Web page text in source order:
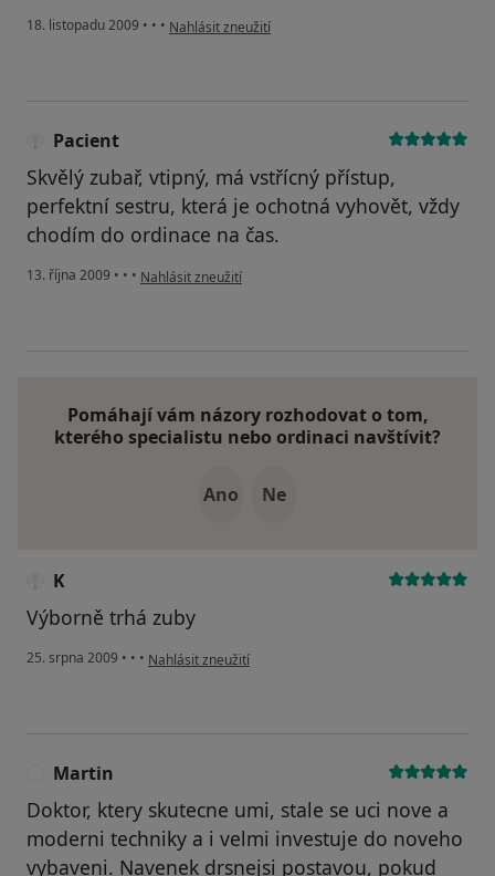
18. listopadu 2009 • • • podle názoru uživatele Pacient
Nahlásit zneužití
Pacient
Skvělý zubař, vtipný, má vstřícný přístup,
perfektní sestru, která je ochotná vyhovět, vždy
chodím do ordinace na čas.
13. října 2009 • • • podle názoru uživatele Pacient
Nahlásit zneužití
Pomáhají vám názory rozhodovat o tom,
kterého specialistu nebo ordinaci navštívit?
Ano Ne
K
Výborně trhá zuby
25. srpna 2009 • • • podle názoru uživatele K
Nahlásit zneužití
Martin
Doktor, ktery skutecne umi, stale se uci nove a
moderni techniky a i velmi investuje do noveho
vybaveni. Navenek drsnejsi postavou, pokud